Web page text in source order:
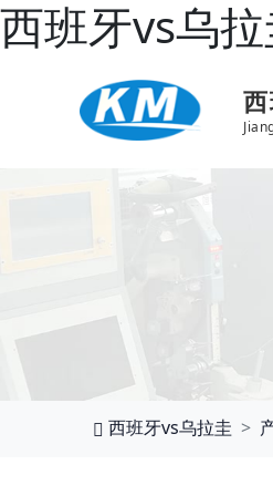
西班牙vs乌
西班牙vs乌拉圭